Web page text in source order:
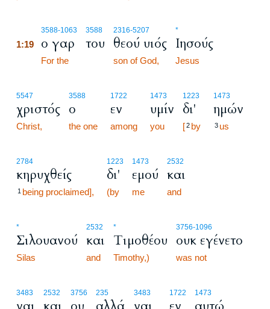
3588-1063
1:19 ο γαρ
For the
3588
του
2316-5207
θεού υιός
son of God,
*
Ιησούς
Jesus
5547
χριστός
Christ,
3588
ο
the one
1722
εν
among
1473
υμίν
you
1223
δι'
[2 by
1473
ημών
3 us
2784
κηρυχθείς
1 being proclaimed],
1223
δι'
(by
1473
εμού
me
2532
και
and
*
Σιλουανού
Silas
2532
και
and
*
Τιμοθέου
Timothy,)
3756-1096
ουκ εγένετο
was not
3483 2532 3756 235 3483 1722 1473